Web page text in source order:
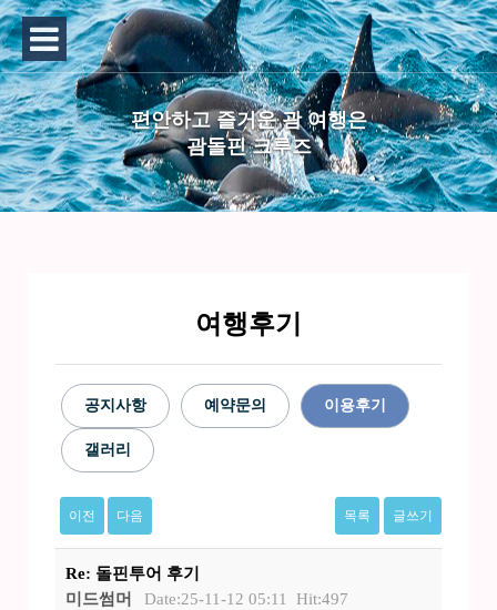
편안하고 즐거운 괌 여행은
괌돌핀 크루즈
여행후기
공지사항 예약문의 이용후기
갤러리
이전 다음 목록 글쓰기
Re: 돌핀투어 후기
미드썸머
Date:25-11-12 05:11 Hit:497